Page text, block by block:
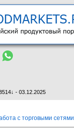
- 03.12.2025
с торговыми сетями